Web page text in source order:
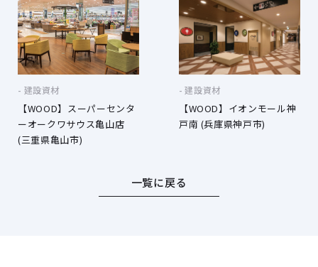
建設資材
【WOOD】スーパーセンタ
ーオークワサウス亀山店
(三重県亀山市)
建設資材
【WOOD】イオンモール神
戸南 (兵庫県神戸市)
一覧に戻る